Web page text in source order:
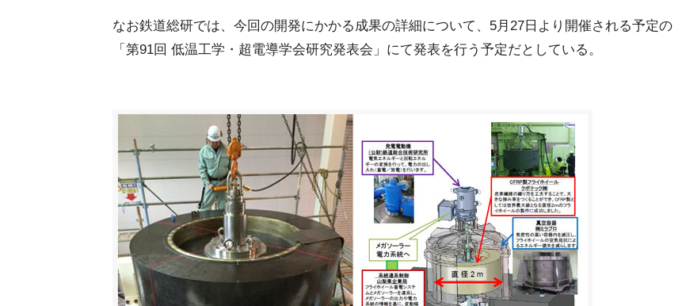
なお鉄道総研では、今回の開発にかかる成果の詳細について、5月27日より開催される予定の
「第91回 低温工学・超電導学会研究発表会」にて発表を行う予定だとしている。